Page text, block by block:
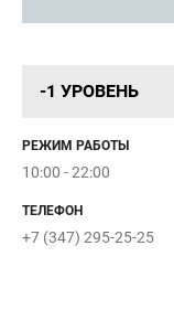
-1 УРОВЕНЬ
РЕЖИМ РАБОТЫ
10:00 - 22:00
ТЕЛЕФОН
+7 (347) 295-25-25